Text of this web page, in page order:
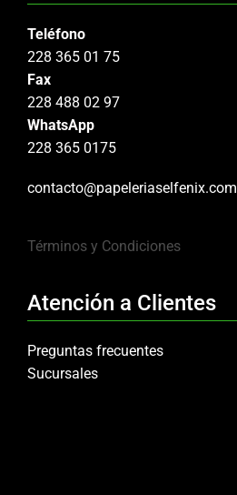
Teléfono
228 365 01 75
Fax
228 488 02 97
WhatsApp
228 365 0175
contacto@papeleriaselfenix.com
Términos y Condiciones
Atención a Clientes
Preguntas frecuentes
Sucursales